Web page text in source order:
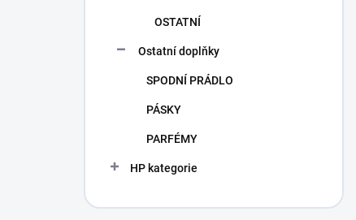
OSTATNÍ
Ostatní doplňky
SPODNÍ PRÁDLO
PÁSKY
PARFÉMY
HP kategorie